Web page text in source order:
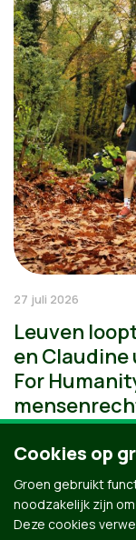
27 juli 2026
Leuven
en
For
Cookies op
Groen gebruikt
noodzakelijk zijn
Deze cookies